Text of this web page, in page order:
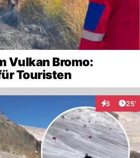
Vulkan Bromo:
Touristen
3 25'